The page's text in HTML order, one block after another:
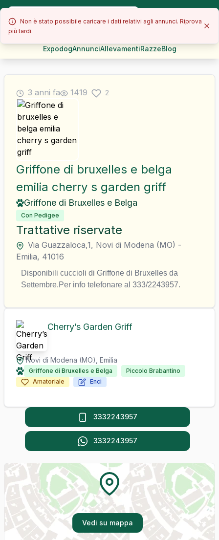
Non è stato possibile caricare i dati relativi agli annunci. Riprova
più tardi.
ExpodogAnnunciAllevamentiRazzeBlog
Cherry’s Garden Griff
Novi di Modena (MO), Emilia
Griffone di Bruxelles e Belga
Piccolo Brabantino
Amatoriale
Enci
3332243957
3332243957
Vedi su mappa
Griffone di bruxelles e belga
emilia cherry s garden griff
Griffone di Bruxelles e Belga
Con Pedigee
Trattative riservate
Via Guazzaloca,1, Novi di Modena (MO) -
Emilia, 41016
3 anni fa 1419 2
Disponibili cuccioli di Griffone di Bruxelles da
Settembre.Per info telefonare al 333/2243957.